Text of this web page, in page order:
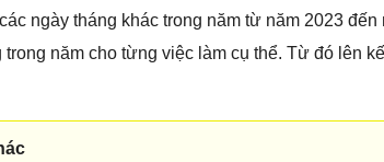
ngày tháng khác trong năm từ năm 2023
năm cho từng việc làm cụ thể. Từ đó lên